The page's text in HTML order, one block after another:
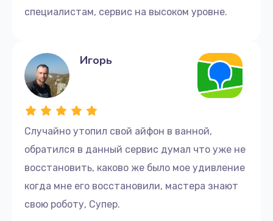
специалистам, сервис на высоком уровне.
Случайно утопил свой айфон в ванной,
обратился в данный сервис думал что уже не
восстановить, каково же было мое удивление
когда мне его восстановили, мастера знают
свою роботу, Супер.
Игорь